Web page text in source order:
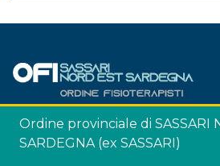
Ordine provinciale di SASSARI
SARDEGNA (ex SASSARI)